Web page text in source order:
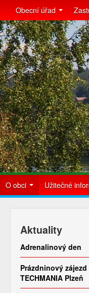
Obecní úřad
O obci Užitečné
Aktuality
Adrenalinový den
Prázdninový zájezd
TECHMANIA Plzeň